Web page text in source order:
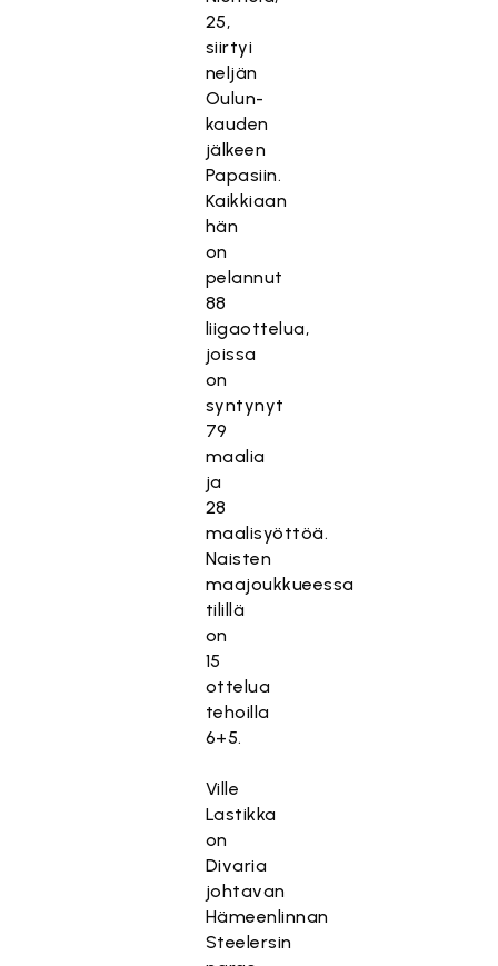
25,
siirtyi
neljän
Oulun-
kauden
jälkeen
Papasiin.
Kaikkiaan
hän
on
pelannut
88
liigaottelua,
joissa
on
syntynyt
79
maalia
ja
28
maalisyöttöä.
Naisten
maajoukkueessa
tilillä
on
15
ottelua
tehoilla
6+5.
Ville
Lastikka
on
Divaria
johtavan
Hämeenlinnan
Steelersin